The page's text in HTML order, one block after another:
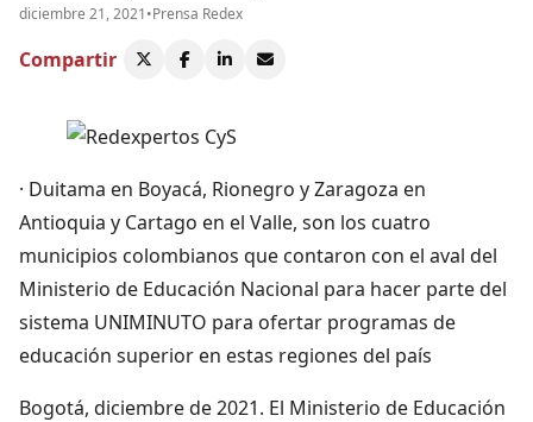
diciembre 21, 2021•Prensa Redex
Compartir
· Duitama en Boyacá, Rionegro y Zaragoza en
Antioquia y Cartago en el Valle, son los cuatro
municipios colombianos que contaron con el aval del
Ministerio de Educación Nacional para hacer parte del
sistema UNIMINUTO para ofertar programas de
educación superior en estas regiones del país
Bogotá, diciembre de 2021. El Ministerio de Educación